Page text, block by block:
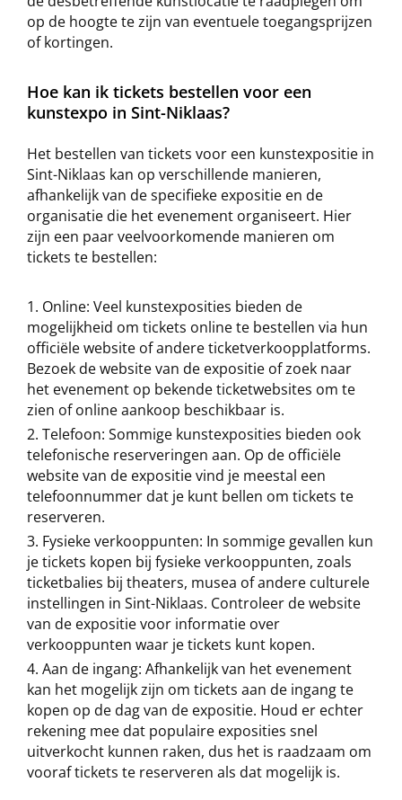
op de hoogte te zijn van eventuele toegangsprijzen
of kortingen.
Hoe kan ik tickets bestellen voor een
kunstexpo in Sint-Niklaas?
Het bestellen van tickets voor een kunstexpositie in
Sint-Niklaas kan op verschillende manieren,
afhankelijk van de specifieke expositie en de
organisatie die het evenement organiseert. Hier
zijn een paar veelvoorkomende manieren om
tickets te bestellen:
Online: Veel kunstexposities bieden de
mogelijkheid om tickets online te bestellen via hun
officiële website of andere ticketverkoopplatforms.
Bezoek de website van de expositie of zoek naar
het evenement op bekende ticketwebsites om te
zien of online aankoop beschikbaar is.
Telefoon: Sommige kunstexposities bieden ook
telefonische reserveringen aan. Op de officiële
website van de expositie vind je meestal een
telefoonnummer dat je kunt bellen om tickets te
reserveren.
Fysieke verkooppunten: In sommige gevallen kun
je tickets kopen bij fysieke verkooppunten, zoals
ticketbalies bij theaters, musea of andere culturele
instellingen in Sint-Niklaas. Controleer de website
van de expositie voor informatie over
verkooppunten waar je tickets kunt kopen.
Aan de ingang: Afhankelijk van het evenement
kan het mogelijk zijn om tickets aan de ingang te
kopen op de dag van de expositie. Houd er echter
rekening mee dat populaire exposities snel
uitverkocht kunnen raken, dus het is raadzaam om
vooraf tickets te reserveren als dat mogelijk is.